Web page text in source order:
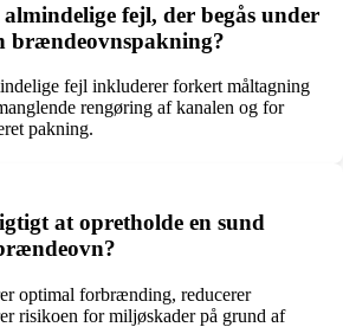
fejl, der begås under
brændeovnspakning?
fejl inkluderer forkert måltagning
rengøring af kanalen og for
pakning.
at opretholde en sund
optimal forbrænding, reducerer
risikoen for miljøskader på grund af